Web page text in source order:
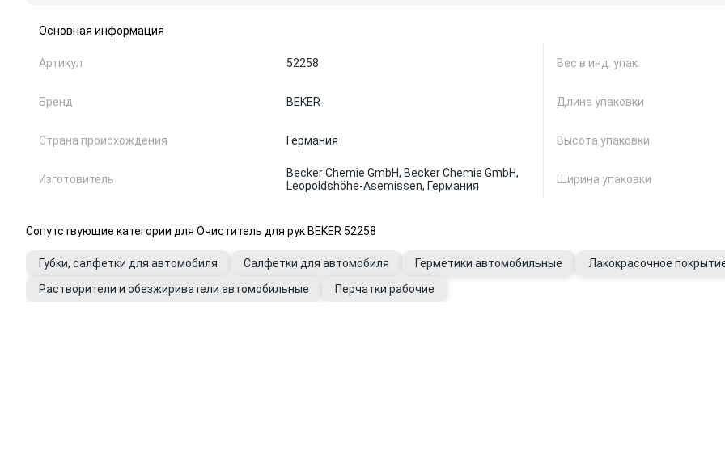
Основная информация
Артикул 52258
Бренд BEKER
Страна происхождения Германия
Изготовитель
Becker Chemie GmbH, Becker Chemie GmbH,
Leopoldshöhe-Asemissen, Германия
Вес в инд. упак.
Длина упаковки
Высота упаковки
Ширина упаковки
Сопутствующие категории для Очиститель для рук BEKER 52258
Губки, салфетки для автомобиля Салфетки для автомобиля Герметики автомобильные
Лакокрасочное
Растворители и обезжириватели автомобильные
Перчатки рабочие